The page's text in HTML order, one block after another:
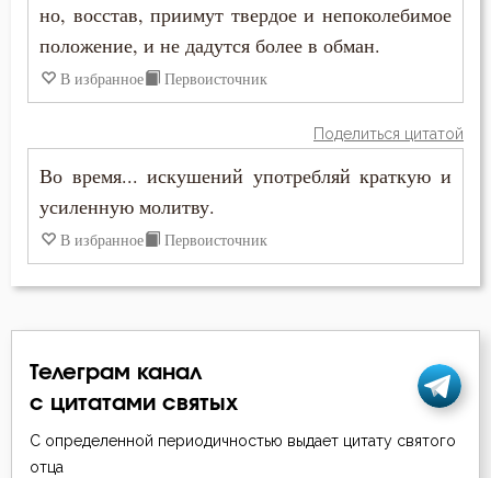
Зависть
Закон Божий
Заповеди
Злопамятство
Истина
Клятва
Феофан Затворник
но, восстав, приимут твердое и непоколебимое
положение, и не дадутся более в обман.
В избранное Первоисточник
Поделиться цитатой
Во время... искушений употребляй краткую и
усиленную молитву.
В избранное Первоисточник
Телеграм канал
с цитатами святых
С определенной периодичностью выдает цитату святого
отца